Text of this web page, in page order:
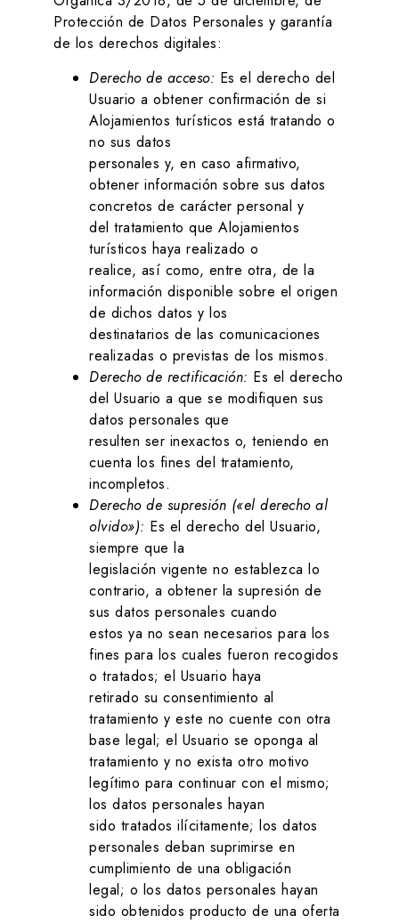
Protección de Datos Personales y garantía
de los derechos digitales:
Derecho de acceso: Es el derecho del
Usuario a obtener confirmación de si
Alojamientos turísticos está tratando o
no sus datos
personales y, en caso afirmativo,
obtener información sobre sus datos
concretos de carácter personal y
del tratamiento que Alojamientos
turísticos haya realizado o
realice, así como, entre otra, de la
información disponible sobre el origen
de dichos datos y los
destinatarios de las comunicaciones
realizadas o previstas de los mismos.
Derecho de rectificación: Es el derecho
del Usuario a que se modifiquen sus
datos personales que
resulten ser inexactos o, teniendo en
cuenta los fines del tratamiento,
incompletos.
Derecho de supresión («el derecho al
olvido»): Es el derecho del Usuario,
siempre que la
legislación vigente no establezca lo
contrario, a obtener la supresión de
sus datos personales cuando
estos ya no sean necesarios para los
fines para los cuales fueron recogidos
o tratados; el Usuario haya
retirado su consentimiento al
tratamiento y este no cuente con otra
base legal; el Usuario se oponga al
tratamiento y no exista otro motivo
legítimo para continuar con el mismo;
los datos personales hayan
sido tratados ilícitamente; los datos
personales deban suprimirse en
cumplimiento de una obligación
legal; o los datos personales hayan
sido obtenidos producto de una oferta